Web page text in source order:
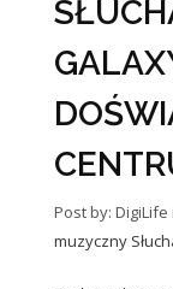
Post by: DigiLife
muzyczny